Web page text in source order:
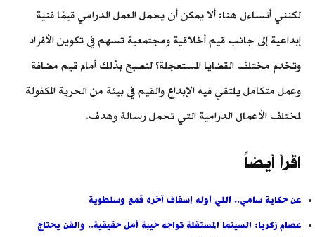
لكنني أتساءل هنا: ألا يمكن أن يحمل العمل الدرامي قيمًا فنية
إبداعية إلى جانب قيم أخلاقية ومجتمعية تسهم في تكوين الأفراد
وتخدم مختلف القضايا المستعجلة؟ لنصبح بذلك أمام قيم مضافة
وعمل متكامل يلتقي فيه الإبداع والقيم في بيئة من الحرية المكفولة
لمختلف الأعمال الدرامية التي تحمل رسالة وهدف.
اقرأ أيضاً
عن حكاية سامي.. اللي أوله إسفاف آخره قمع وسلطوية
عصام زكريا: السينما المستقلة تواجه خيبة أمل حقيقية.. والفن يحتاج